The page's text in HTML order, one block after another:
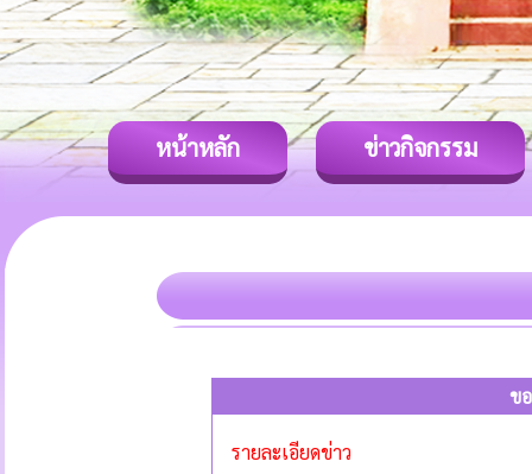
หน้าหลัก ข่าวกิจกรรม
ข
รายละเอียดข่าว